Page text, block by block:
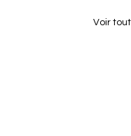
Voir tout